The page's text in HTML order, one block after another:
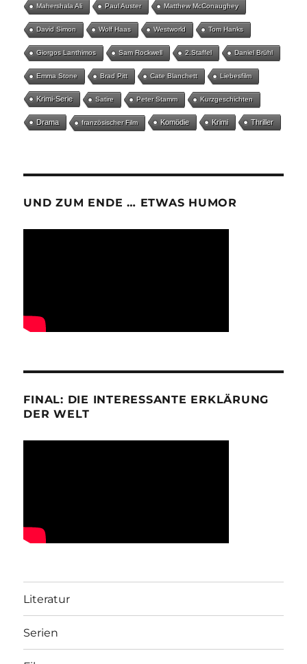
Mahershala Ali Paul Auster Matthew McConaughey
David Simon Wolf Haas Westworld Tom Hanks
Giorgos Lanthimos Sam Rockwell 2.Staffel Daniel Brühl
Emma Stone Brad Pitt Cate Blanchett Liebesfilm
Krimi-Serie Satire Peter Stamm Kurzgeschichten
Drama französischer Film Komödie Krimi Thriller
UND ZUM ENDE … ETWAS HUMOR
FINAL: DIE INTERESSANTE ERKLÄRUNG
DER WELT
Literatur
Serien